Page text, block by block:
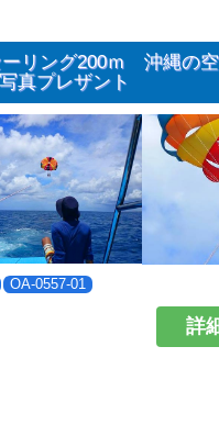
ーリング200ｍ 沖縄の
真プレザント
OA-0557-01
詳